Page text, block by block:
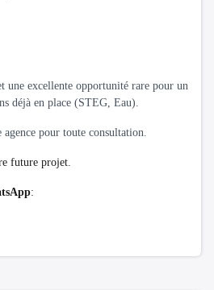
une excellente opportunité rare pour un
déjà en place (STEG, Eau).
pour toute consultation.
future projet.
: